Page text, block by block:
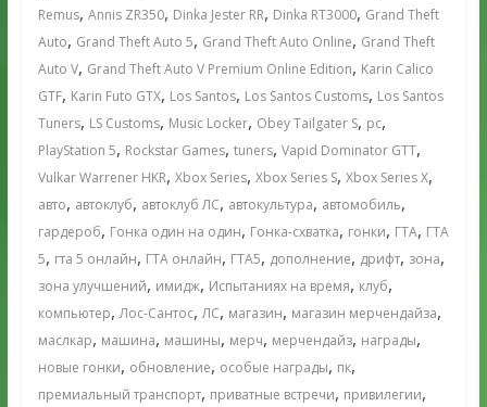
Remus, Annis ZR350, Dinka Jester RR, Dinka RT3000, Grand Theft
Auto, Grand Theft Auto 5, Grand Theft Auto Online, Grand Theft
Auto V, Grand Theft Auto V Premium Online Edition, Karin Calico
GTF, Karin Futo GTX, Los Santos, Los Santos Customs, Los Santos
Tuners, LS Customs, Music Locker, Obey Tailgater S, pc,
PlayStation 5, Rockstar Games, tuners, Vapid Dominator GTT,
Vulkar Warrener HKR, Xbox Series, Xbox Series S, Xbox Series X,
авто, автоклуб, автоклуб ЛС, автокультура, автомобиль,
гардероб, Гонка один на один, Гонка-схватка, гонки, ГТА, ГТА
5, гта 5 онлайн, ГТА онлайн, ГТА5, дополнение, дрифт, зона,
зона улучшений, имидж, Испытаниях на время, клуб,
компьютер,Лос-Сантос,ЛС, магазин, магазин мерчендайза,
маслкар, машина, машины, мерч, мерчендайз, награды,
новые гонки, обновление, особые награды, пк,
премиальный транспорт, приватные встречи, привилегии,